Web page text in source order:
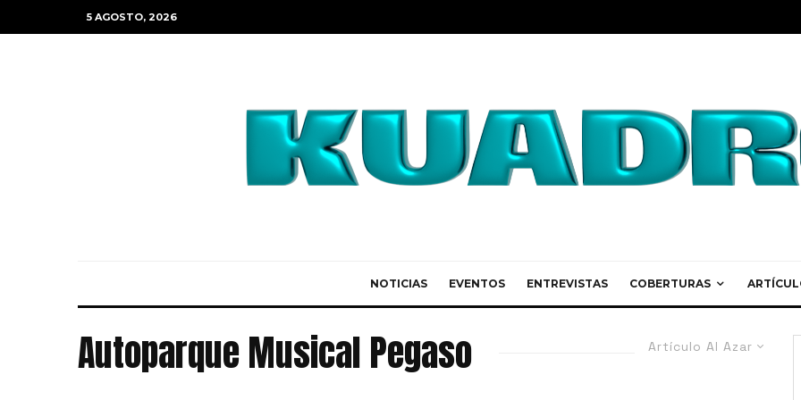
5 AGOSTO, 2026
NOTICIAS EVENTOS ENTREVISTAS COBERTURAS
Artículo Al Azar
Autoparque Musical Pegaso